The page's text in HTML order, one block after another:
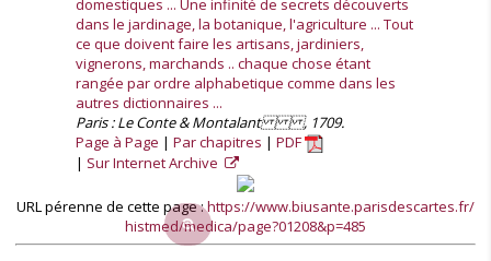
domestiques ... Une infinité de secrets découverts
dans le jardinage, la botanique, l'agriculture ... Tout
ce que doivent faire les artisans, jardiniers,
vignerons, marchands .. chaque chose étant
rangée par ordre alphabetique comme dans les
autres dictionnaires ...
Paris : Le Conte & Montalant , 1709.
Page à Page
Par chapitres
PDF
Sur Internet Archive
URL pérenne de cette page :https://www.biusante.parisdescartes.fr/
histmed/medica/page?01208&p=485